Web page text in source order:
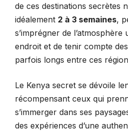
de ces destinations secrètes
idéalement 2 à 3 semaines,
s’imprégner de l’atmosphère
endroit et de tenir compte
parfois longs entre ces
Le Kenya secret se dévoile
récompensant ceux qui
s’immerger dans ses
des expériences d’une